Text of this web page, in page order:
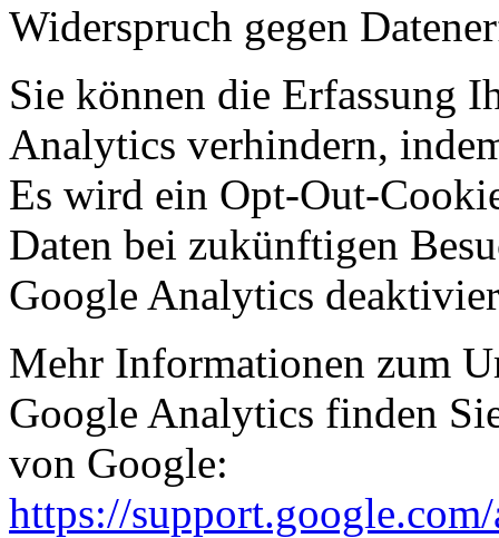
Widerspruch gegen
Sie können die Erfassung
Analytics verhindern,
Es wird ein Opt-Out-
Daten bei zukünftigen
Google Analytics
Mehr Informationen zum
Google Analytics finden
von Google:
https://